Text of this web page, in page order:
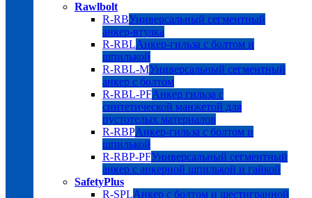
Rawlbolt
R-RBУниверсальный сегментный
анкер-втулка
R-RBLАнкер-гильза с болтом и
шпилькой
R-RBL-MУниверсальный сегментный
анкер с болтом
R-RBL-PFАнкер гильза с
синтетической манжетой для
пустотелых материалов
R-RBPАнкер-гильза с болтом и
шпилькой
R-RBP-PFУниверсальный сегментный
анкер с анкерной шпилькой и гайкой
SafetyPlus
R-SPLАнкер с болтом и шестигранной